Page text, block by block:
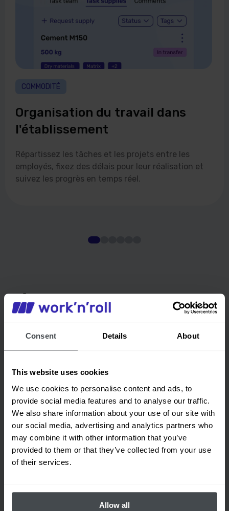
Consent Details About
This website uses cookies
We use cookies to personalise content and ads, to
provide social media features and to analyse our traffic.
We also share information about your use of our site with
our social media, advertising and analytics partners who
may combine it with other information that you’ve
provided to them or that they’ve collected from your use
of their services.
Allow all
COMMODITÉ
Organisation du travail dans
l'établissement
Répartissez les tâches et les projets entre les
employés, fixez des délais pour leur réalisation et
suivez les progrès en temps réel.
Avec nous, vous pourrez
Suivez le processus de travail
Surveillez les qualifications, compétences,
certifications et recertifications des
employés. Suivez l’utilisation des outils et
équipements ainsi que les heures de travail
des employés.